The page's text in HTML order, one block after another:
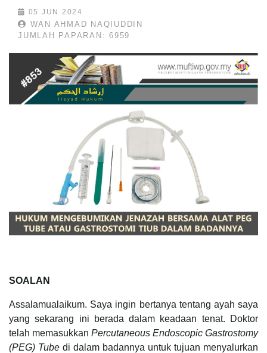
05 JUN 2024
WAN AHMAD NAQIUDDIN
JUMLAH PAPARAN: 6959
SOALAN
Assalamualaikum. Saya ingin bertanya tentang ayah saya
yang sekarang ini berada dalam keadaan tenat. Doktor
telah memasukkan Percutaneous Endoscopic Gastrostomy
(PEG) Tube di dalam badannya untuk tujuan menyalurkan